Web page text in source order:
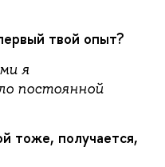
твой опыт?
я
постоянной
тоже, получается,